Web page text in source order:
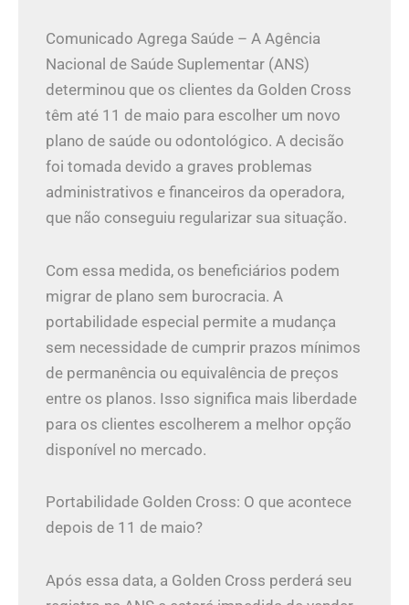
Comunicado Agrega Saúde – A Agência
Nacional de Saúde Suplementar (ANS)
determinou que os clientes da Golden Cross
têm até 11 de maio para escolher um novo
plano de saúde ou odontológico. A decisão
foi tomada devido a graves problemas
administrativos e financeiros da operadora,
que não conseguiu regularizar sua situação.
Com essa medida, os beneficiários podem
migrar de plano sem burocracia. A
portabilidade especial permite a mudança
sem necessidade de cumprir prazos mínimos
de permanência ou equivalência de preços
entre os planos. Isso significa mais liberdade
para os clientes escolherem a melhor opção
disponível no mercado.
Portabilidade Golden Cross: O que acontece
depois de 11 de maio?
Após essa data, a Golden Cross perderá seu